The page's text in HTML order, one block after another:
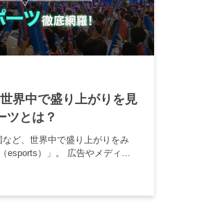
界中で盛り上がりを見
ツとは？
ど、世界中で盛り上がりをみ
esports）」。 広告やメディア